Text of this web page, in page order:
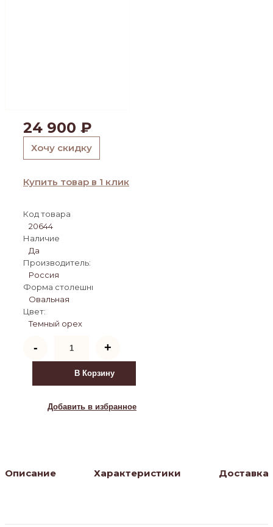
24 900 ₽
Хочу скидку
Купить товар в 1 клик
Код товара
20644
Наличие
Да
Производитель:
Россия
Форма столешницы:
Овальная
Цвет:
Темный орех
-
товара
Стол
Астерия
(Темный
/
+
В Корзину
Добавить в избранное
Описание Характеристики Доставка